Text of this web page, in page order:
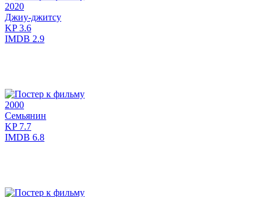
2020
Джиу-джитсу
KP3.6
IMDB 2.9
2000
Семьянин
KP7.7
IMDB 6.8